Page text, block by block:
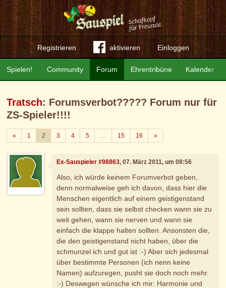
Registrieren aktivieren Einloggen
Community Forum Ehrentribüne Kalender
Spielen!
Tratsch: Forumsverbot????? Forum nur für
ZS-Spieler!!!!
«Zurück
1 2 3 4 5 … 15 16 »Weiter
Ex-Sauspieler #98863, 07. März 2011, um 08:56
Also, ich würde keinem Forumverbot geben,
denn normalweise geh ich davon, dass hier die
Menschen eigentlich auf einem geistigenstand
sein sollten, dass sie selbst checken wann sie zu
weit gehen, wann sie nerven und wann sie
einfach die klappe halten sollten. Ansonsten die,
die den geistigenstand nicht haben, über die
schmunzel ich und gut ist :-) Aber sich jedesmal
über bestimmte Personen (ich nenn keine
Namen) aufzuregen, pusht sie doch noch mehr.
:-) Deswegen wünsche ich mir: Harmonie und